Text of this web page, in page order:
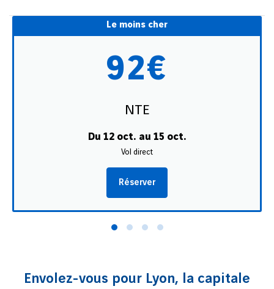
Le moins cher
92€
NTE
Du 12 oct. au 15 oct.
Vol direct
Réserver
Envolez-vous pour Lyon, la capitale